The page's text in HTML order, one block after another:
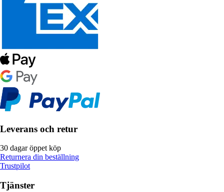
Leverans och retur
30 dagar öppet köp
Returnera din beställning
Trustpilot
Tjänster